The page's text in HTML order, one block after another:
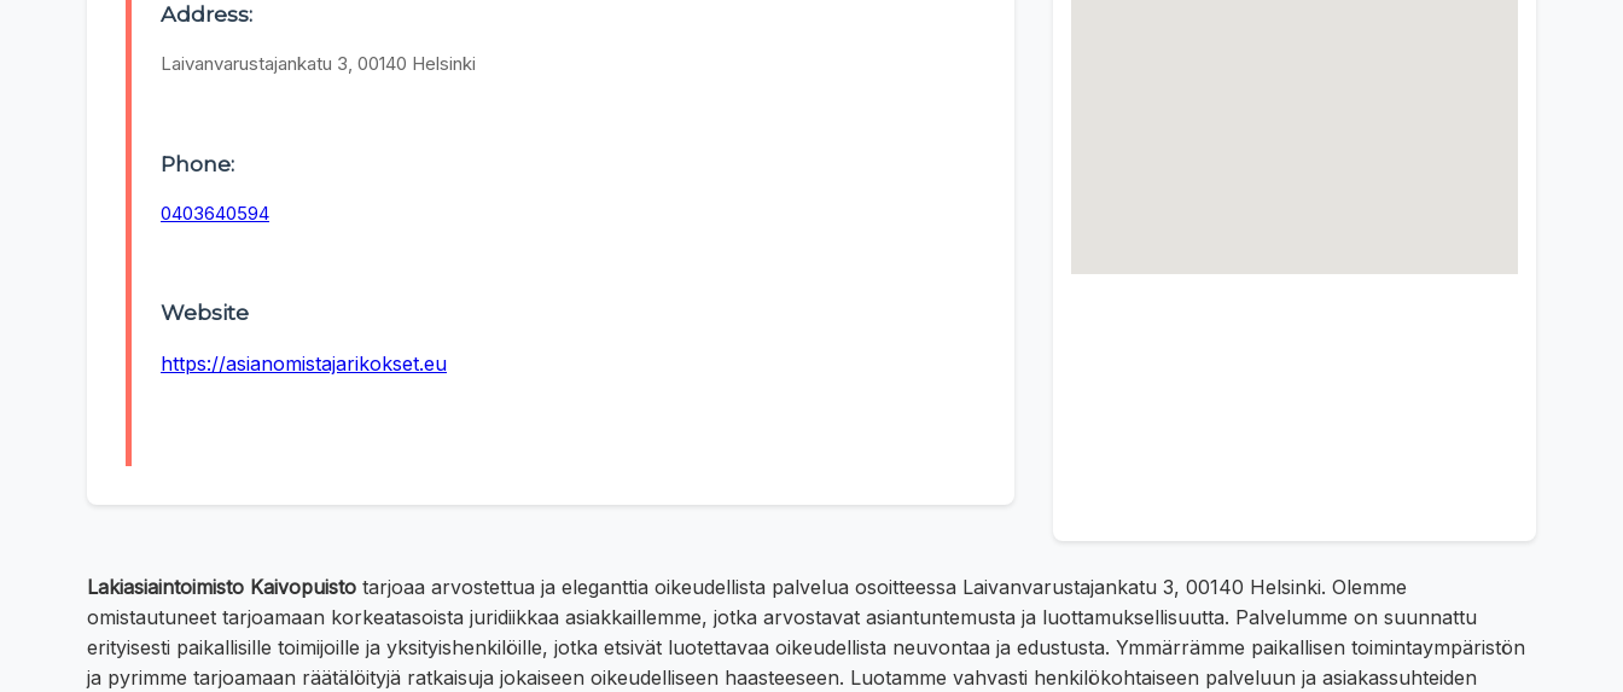
Address:
Laivanvarustajankatu 3, 00140 Helsinki
Phone:
0403640594
Website
https://asianomistajarikokset.eu
Lakiasiaintoimisto Kaivopuisto tarjoaa arvostettua ja eleganttia oikeudellista palvelua osoitteessa Laivanvarustajankatu 3, 00140 Helsinki. Olemme
omistautuneet tarjoamaan korkeatasoista juridiikkaa asiakkaillemme, jotka arvostavat asiantuntemusta ja luottamuksellisuutta. Palvelumme on suunnattu
erityisesti paikallisille toimijoille ja yksityishenkilöille, jotka etsivät luotettavaa oikeudellista neuvontaa ja edustusta. Ymmärrämme paikallisen toimintaympäristön
ja pyrimme tarjoamaan räätälöityjä ratkaisuja jokaiseen oikeudelliseen haasteeseen. Luotamme vahvasti henkilökohtaiseen palveluun ja asiakassuhteiden